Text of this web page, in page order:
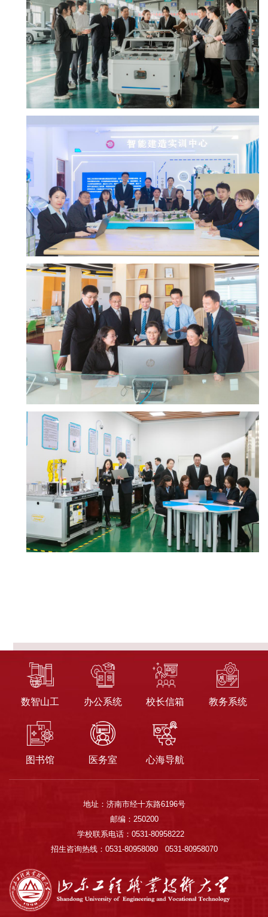
数智山工 办公系统 校长信箱 教务系统
图书馆 医务室 心海导航
地址：济南市经十东路6196号
邮编：250200
学校联系电话：0531-80958222
招生咨询热线：0531-80958080 0531-80958070